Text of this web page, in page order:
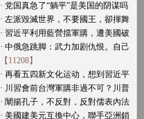
· 党国真急了“躺平”是美国的阴谋吗
· 左派毀滅世界，不要國王，卻揮舞
· 習近平利用藍營擋軍購，遭美國破
· 中俄急跳脚：武力加剧仇恨。自己
【11208】
· 再看五四新文化运动，想到習近平
· 川習會前台灣軍購非過不可？川普
· 闡揚孔子，不反對，反對儒表內法
· 美國建美元互換中心，聯手亞洲鎖